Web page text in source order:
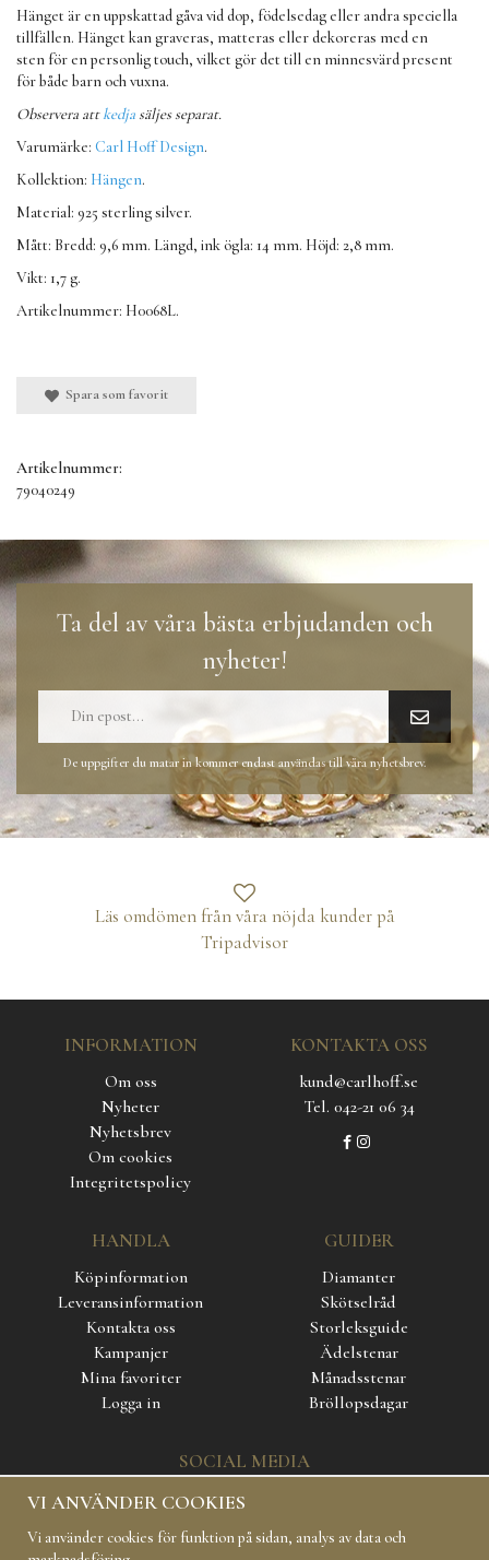
Hänget är en uppskattad gåva vid dop, födelsedag eller andra speciella
tillfällen. Hänget kan graveras, matteras eller dekoreras med en
sten för en personlig touch, vilket gör det till en minnesvärd present
för både barn och vuxna.
Observera attkedjasäljes separat.
Varumärke: Carl Hoff Design.
Kollektion: Hängen.
Material: 925 sterling silver.
Mått: Bredd: 9,6 mm. Längd, ink ögla: 14 mm. Höjd: 2,8 mm.
Vikt: 1,7 g.
Artikelnummer: H0068L.
Spara som favorit
Artikelnummer:
79040249
Ta del av våra bästa erbjudanden och
nyheter!
De uppgifter du matar in kommer endast användas till våra nyhetsbrev.
Läs omdömen från våra nöjda kunder på
Tripadvisor
INFORMATION
Om oss
Nyheter
Nyhetsbrev
Om cookies
Integritetspolicy
KONTAKTA OSS
kund@carlhoff.se
Tel. 042-21 06 34
HANDLA
Köpinformation
Leveransinformation
Kontakta oss
Kampanjer
Mina favoriter
Logga in
GUIDER
Diamanter
Skötselråd
Storleksguide
Ädelstenar
Månadsstenar
Bröllopsdagar
SOCIAL MEDIA
VI ANVÄNDER COOKIES
Vi använder cookies för funktion på sidan, analys av data och